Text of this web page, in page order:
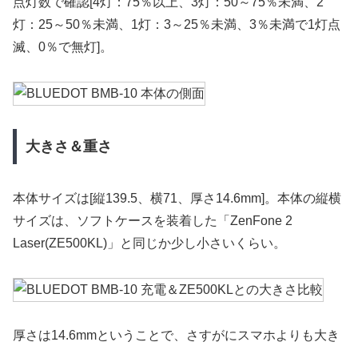
灯：25～50％未満、1灯：3～25％未満、3％未満で1灯点
滅、0％で無灯]。
大きさ＆重さ
本体サイズは[縦139.5、横71、厚さ14.6mm]。本体の縦横
サイズは、ソフトケースを装着した「ZenFone 2
Laser(ZE500KL)」と同じか少し小さいくらい。
厚さは14.6mmということで、さすがにスマホよりも大き